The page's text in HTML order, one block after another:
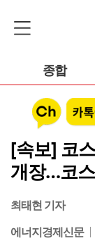
종합
[속보] 코
개장…코
최태현 기자
에너지경제신문